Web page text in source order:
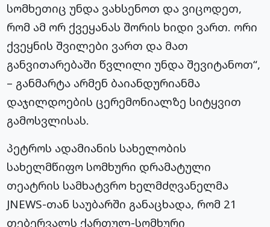
სომხეთიც უნდა ვახსენოთ და ვიცოდეთ,
რომ ამ ორ ქვეყანას შორის ხიდი ვართ. ორი
ქვეყნის შვილები ვართ და მათ
განვითარებაში წვლილი უნდა შევიტანოთ“,
– განმარტა არმენ ბაიანდურიანმა
დაჯილდოების ცერემონიალზე სიტყვით
გამოსვლისას.
პეტროს ადამიანის სახელობის
სახელმწიფო სომხური დრამატული
თეატრის სამხატვრო ხელმძღვანელმა
JNEWS-თან საუბარში განაცხადა, რომ 21
თებერვალს ქართულ-სომხური